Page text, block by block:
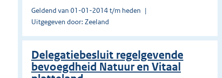
Geldend van 01-01-2014 t/m heden
Uitgegeven door: Zeeland
Delegatiebesluit regelgevende
bevoegdheid Natuur en Vitaal